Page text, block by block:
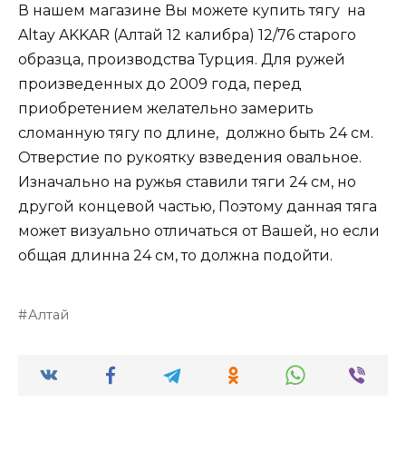
В нашем магазине Вы можете купить тягу на
Altay AKKAR (Алтай 12 калибра) 12/76 старого
образца, производства Турция. Для ружей
произведенных до 2009 года, перед
приобретением желательно замерить
сломанную тягу по длине, должно быть 24 см.
Отверстие по рукоятку взведения овальное.
Изначально на ружья ставили тяги 24 см, но
другой концевой частью, Поэтому данная тяга
может визуально отличаться от Вашей, но если
общая длинна 24 см, то должна подойти.
Алтай